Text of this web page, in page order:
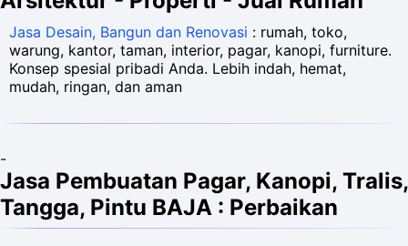
Jasa Desain, Bangun dan Renovasi : rumah, toko,
warung, kantor, taman, interior, pagar, kanopi, furniture.
Konsep spesial pribadi Anda. Lebih indah, hemat,
mudah, ringan, dan aman
-
Jasa Pembuatan Pagar, Kanopi, Tralis,
Tangga, Pintu BAJA : Perbaikan